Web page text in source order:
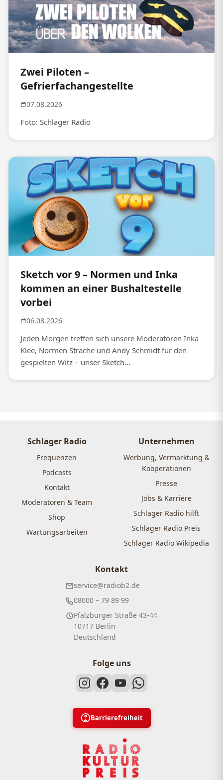
Zwei Piloten –
Gefrierfachangestellte
07.08.2026
Foto: Schlager Radio
Sketch vor 9 – Normen und Inka
kommen an einer Bushaltestelle
vorbei
06.08.2026
Jeden Morgen treffen sich unsere Moderatoren Inka
Klee, Normen Sträche und Andy Schmidt für den
gespielten Witz – unser Sketch...
Schlager Radio
Frequenzen
Podcasts
Kontakt
Moderatoren & Team
Shop
Wartungsarbeiten
Unternehmen
Werbung, Vermarktung &
Kooperationen
Presse
Jobs & Karriere
Schlager Radio hilft
Schlager Radio Preis
Schlager Radio Wikipedia
Kontakt
service@radiob2.de
08000 – 79 89 99
Pfalzburger Straße 43-44
10717 Berlin
Deutschland
Folge uns
Barrierefreiheit